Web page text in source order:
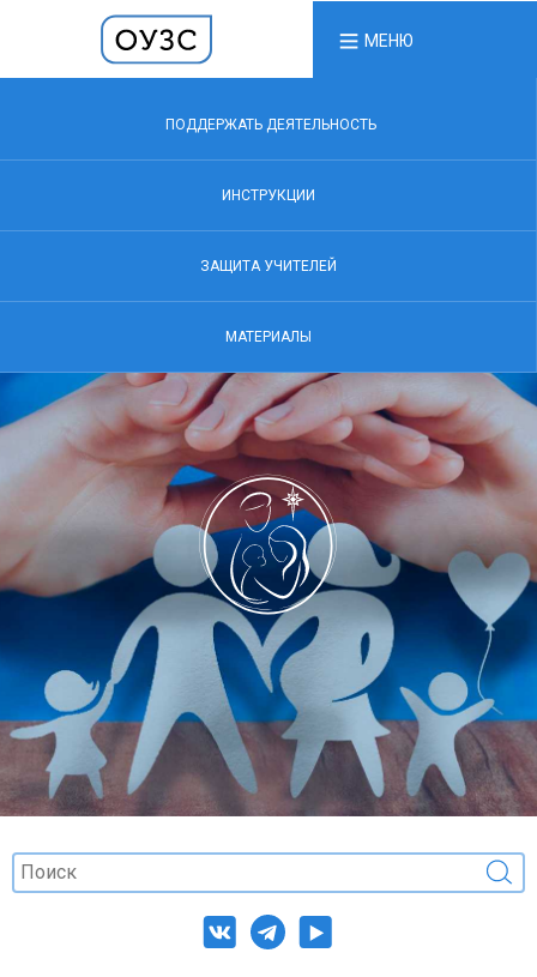
МЕНЮ
ПОДДЕРЖАТЬ ДЕЯТЕЛЬНОСТЬ
ИНСТРУКЦИИ
ЗАЩИТА УЧИТЕЛЕЙ
МАТЕРИАЛЫ